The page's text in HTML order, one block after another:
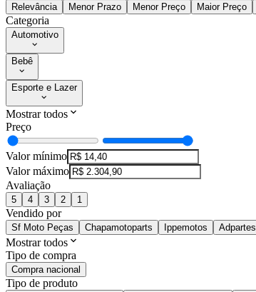
Relevância Menor Prazo Menor Preço Maior Preço
Categoria
Automotivo
Bebê
Esporte e Lazer
Mostrar todos
Preço
Valor mínimo
Valor máximo
Avaliação
5 4 3 2 1
Vendido por
Sf Moto Peças Chapamotoparts Ippemotos Adpartes
Mostrar todos
Tipo de compra
Compra nacional
Tipo de produto